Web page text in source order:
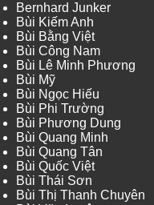
Bernhard Junker
Bùi Kiếm Anh
Bùi Bằng Việt
Bùi Công Nam
Bùi Lê Minh Phương
Bùi Mỹ
Bùi Ngọc Hiếu
Bùi Phi Trường
Bùi Phương Dung
Bùi Quang Minh
Bùi Quang Tân
Bùi Quốc Việt
Bùi Thái Sơn
Bùi Thị Thanh Chuyên